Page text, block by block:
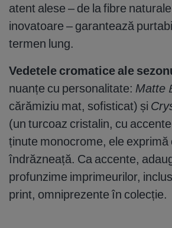
atent alese – de la fibre
inovatoare – garantează
termen lung.
Vedetele cromatice ale
nuanțe cu personalitate: Matte
cărămiziu mat, sofisticat) și
(un turcoaz cristalin, cu
ținute monocrome, ele exprimă
îndrăzneață. Ca accente,
profunzime imprimeurilor,
print, omniprezente în colecție.